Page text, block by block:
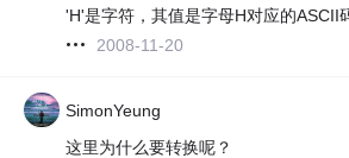
'H'是字符，其值是字母H对应的ASCII
2008-11-20
SimonYeung
这里为什么要转换呢？